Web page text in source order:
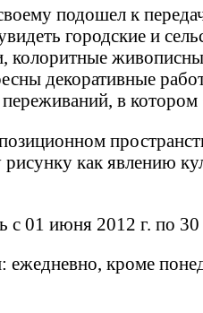
подошел к
городские и
колоритные
декоративные
в котором
как явлению
с 01 июня 2012 г. по 30
ежедневно, кроме